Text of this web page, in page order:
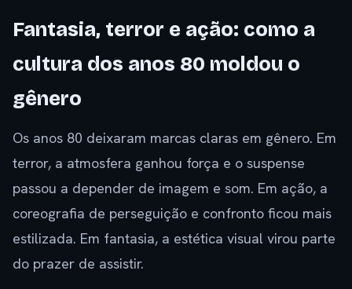
Fantasia, terror e ação: como a
cultura dos anos 80 moldou o
gênero
Os anos 80 deixaram marcas claras em gênero. Em
terror, a atmosfera ganhou força e o suspense
passou a depender de imagem e som. Em ação, a
coreografia de perseguição e confronto ficou mais
estilizada. Em fantasia, a estética visual virou parte
do prazer de assistir.